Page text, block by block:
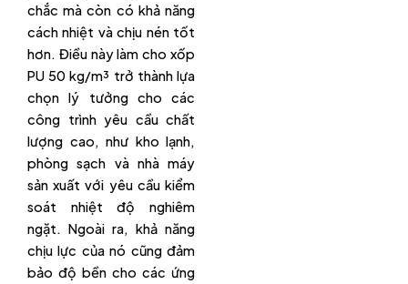
chắc mà còn có khả năng
cách nhiệt và chịu nén tốt
hơn. Điều này làm cho xốp
PU 50 kg/m³ trở thành lựa
chọn lý tưởng cho các
công trình yêu cầu chất
lượng cao, như kho lạnh,
phòng sạch và nhà máy
sản xuất với yêu cầu kiểm
soát nhiệt độ nghiêm
ngặt. Ngoài ra, khả năng
chịu lực của nó cũng đảm
bảo độ bền cho các ứng